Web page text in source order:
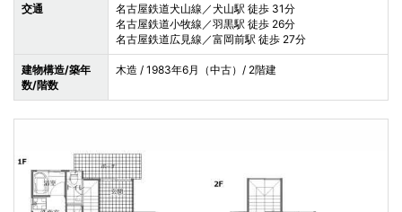
交通
名古屋鉄道犬山線／犬山駅 徒歩 31分
名古屋鉄道小牧線／羽黒駅 徒歩 26分
名古屋鉄道広見線／富岡前駅 徒歩 27分
建物構造/築年
数/階数
木造 / 1983年6月（中古）/ 2階建